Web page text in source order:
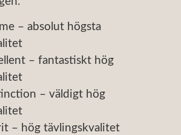
– absolut högsta
– fantastiskt hög
– väldigt hög
– hög tävlingskvalitet